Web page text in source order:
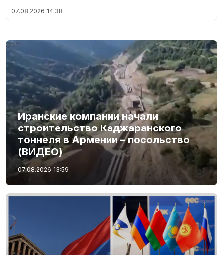
07.08.2026 14:38
Иранские компании начали
строительство Каджаранского
тоннеля в Армении – посольство
(ВИДЕО)
07.08.2026 13:59